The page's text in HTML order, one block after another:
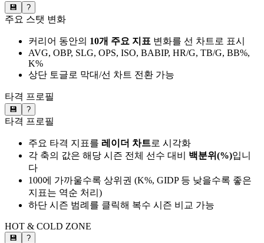
💾 ?
주요 스탯 변화
커리어 동안의 10개 주요 지표 변화를 선 차트로 표시
AVG, OBP, SLG, OPS, ISO, BABIP, HR/G, TB/G, BB%,
K%
상단 토글로 막대/선 차트 전환 가능
타격 프로필
💾 ?
타격 프로필
주요 타격 지표를 레이더 차트로 시각화
각 축의 값은 해당 시즌 전체 선수 대비 백분위(%)입니
다
100에 가까울수록 상위권 (K%, GIDP 등 낮을수록 좋은
지표는 역순 처리)
하단 시즌 범례를 클릭해 복수 시즌 비교 가능
HOT & COLD ZONE
💾 ?